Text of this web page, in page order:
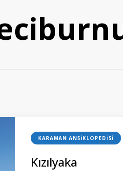
KARAMAN ANSIKLOPEDISI
Kızılyaka